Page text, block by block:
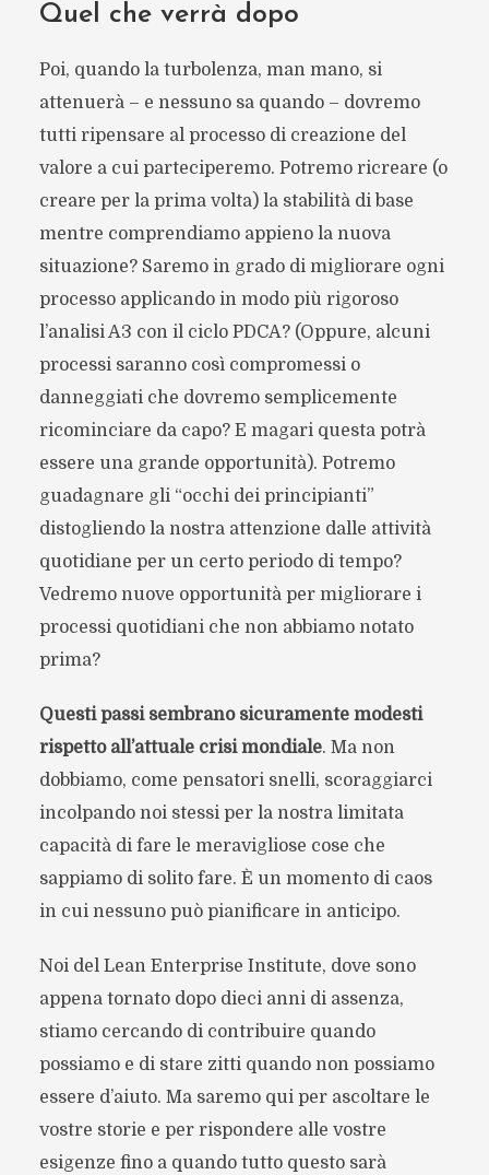
Quel che verrà dopo
Poi, quando la turbolenza, man mano, si
attenuerà – e nessuno sa quando – dovremo
tutti ripensare al processo di creazione del
valore a cui parteciperemo. Potremo ricreare (o
creare per la prima volta) la stabilità di base
mentre comprendiamo appieno la nuova
situazione? Saremo in grado di migliorare ogni
processo applicando in modo più rigoroso
l’analisi A3 con il ciclo PDCA? (Oppure, alcuni
processi saranno così compromessi o
danneggiati che dovremo semplicemente
ricominciare da capo? E magari questa potrà
essere una grande opportunità). Potremo
guadagnare gli “occhi dei principianti”
distogliendo la nostra attenzione dalle attività
quotidiane per un certo periodo di tempo?
Vedremo nuove opportunità per migliorare i
processi quotidiani che non abbiamo notato
prima?
Questi passi sembrano sicuramente modesti
rispetto all’attuale crisi mondiale. Ma non
dobbiamo, come pensatori snelli, scoraggiarci
incolpando noi stessi per la nostra limitata
capacità di fare le meravigliose cose che
sappiamo di solito fare. È un momento di caos
in cui nessuno può pianificare in anticipo.
Noi del Lean Enterprise Institute, dove sono
appena tornato dopo dieci anni di assenza,
stiamo cercando di contribuire quando
possiamo e di stare zitti quando non possiamo
essere d’aiuto. Ma saremo qui per ascoltare le
vostre storie e per rispondere alle vostre
esigenze fino a quando tutto questo sarà